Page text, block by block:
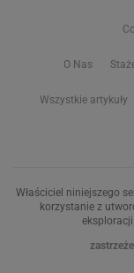
O Nas
Wszystkie artykuły
Właściciel niniejszego
korzystanie z